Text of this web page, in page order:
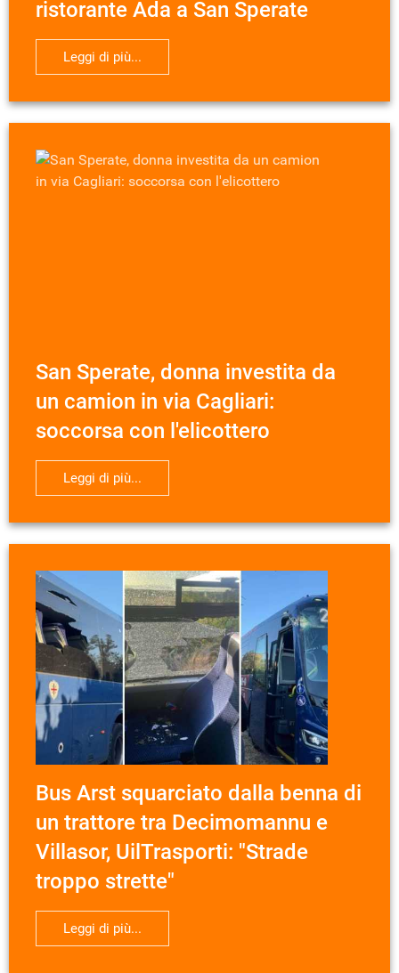
ristorante Ada a San Sperate
Leggi di più...
San Sperate, donna investita da
un camion in via Cagliari:
soccorsa con l'elicottero
Leggi di più...
Bus Arst squarciato dalla benna di
un trattore tra Decimomannu e
Villasor, UilTrasporti: "Strade
troppo strette"
Leggi di più...